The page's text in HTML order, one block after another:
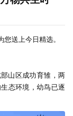
送上今日精选。
山区成功育雏，两
态环境，幼鸟已逐